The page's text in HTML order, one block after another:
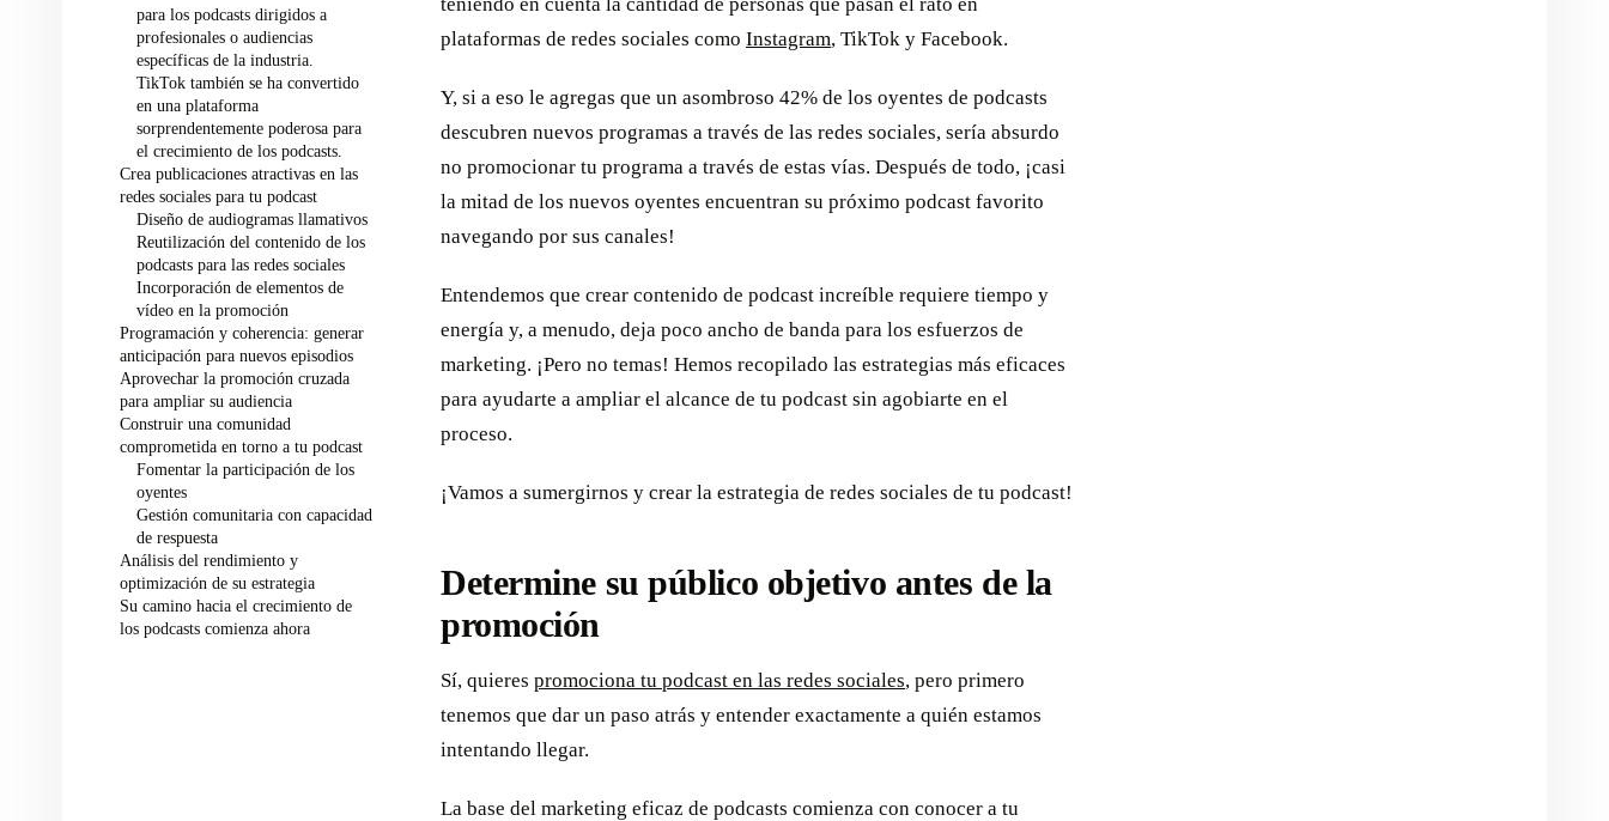
para los podcasts dirigidos a
profesionales o audiencias
específicas de la industria.
TikTok también se ha convertido
en una plataforma
sorprendentemente poderosa para
el crecimiento de los podcasts.
Crea publicaciones atractivas en las
redes sociales para tu podcast
Diseño de audiogramas llamativos
Reutilización del contenido de los
podcasts para las redes sociales
Incorporación de elementos de
vídeo en la promoción
Programación y coherencia: generar
anticipación para nuevos episodios
Aprovechar la promoción cruzada
para ampliar su audiencia
Construir una comunidad
comprometida en torno a tu podcast
Fomentar la participación de los
oyentes
Gestión comunitaria con capacidad
de respuesta
Análisis del rendimiento y
optimización de su estrategia
Su camino hacia el crecimiento de
los podcasts comienza ahora
plataformas de redes sociales como Instagram, TikTok y Facebook.
Y, si a eso le agregas que un asombroso 42% de los oyentes de podcasts
descubren nuevos programas a través de las redes sociales, sería absurdo
no promocionar tu programa a través de estas vías. Después de todo, ¡casi
la mitad de los nuevos oyentes encuentran su próximo podcast favorito
navegando por sus canales!
Entendemos que crear contenido de podcast increíble requiere tiempo y
energía y, a menudo, deja poco ancho de banda para los esfuerzos de
marketing. ¡Pero no temas! Hemos recopilado las estrategias más eficaces
para ayudarte a ampliar el alcance de tu podcast sin agobiarte en el
proceso.
¡Vamos a sumergirnos y crear la estrategia de redes sociales de tu podcast!
Determine su público objetivo antes de la
promoción
Sí, quieres promociona tu podcast en las redes sociales, pero primero
tenemos que dar un paso atrás y entender exactamente a quién estamos
intentando llegar.
La base del marketing eficaz de podcasts comienza con conocer a tu